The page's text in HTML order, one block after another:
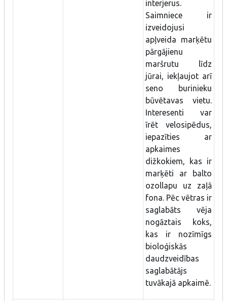
interjerus.
Saimniece ir
izveidojusi
apļveida marķētu
pārgājienu
maršrutu līdz
jūrai, iekļaujot arī
seno burinieku
būvētavas vietu.
Interesenti var
īrēt velosipēdus,
iepazīties ar
apkaimes
dižkokiem, kas ir
marķēti ar balto
ozollapu uz zaļā
fona. Pēc vētras ir
saglabāts vēja
nogāztais koks,
kas ir nozīmīgs
bioloģiskās
daudzveidības
saglabātājs
tuvākajā apkaimē.